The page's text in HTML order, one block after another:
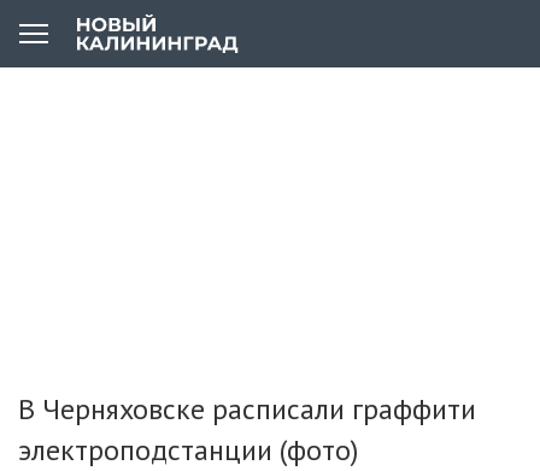
В Черняховске расписали граффити
электроподстанции (фото)